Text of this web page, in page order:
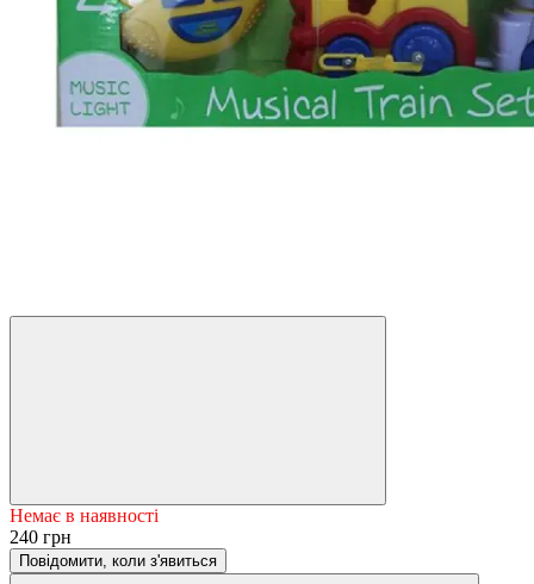
Немає в наявності
240 грн
Повідомити, коли з'явиться